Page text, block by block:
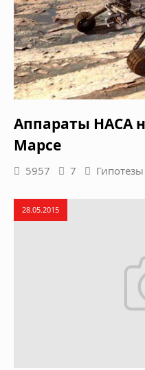
Аппараты НАСА
Марсе
5957 7 Гипотезы
28.05.2015